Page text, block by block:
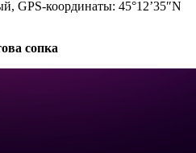
GPS-координаты: 45°12’35″N
сопка